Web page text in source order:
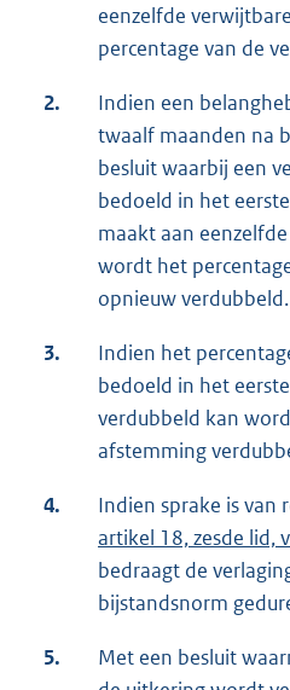
eenzelfde
percentage van de
2.
Indien een
twaalf maanden na
besluit waarbij een
bedoeld in het
maakt aan
wordt het
opnieuw verdubbeld.
3.
Indien het
bedoeld in het
verdubbeld kan
afstemming
4.
Indien sprake is van
artikel 18, zesde lid,
bedraagt de
bijstandsnorm
5.
Met een besluit